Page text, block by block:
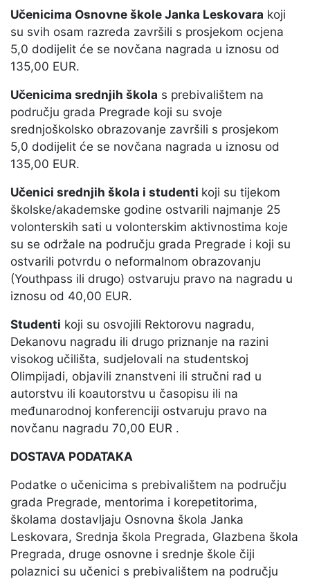
Učenicima Osnovne škole Janka Leskovara koji
su svih osam razreda završili s prosjekom ocjena
5,0 dodijelit će se novčana nagrada u iznosu od
135,00 EUR.
Učenicima srednjih škola s prebivalištem na
području grada Pregrade koji su svoje
srednjoškolsko obrazovanje završili s prosjekom
5,0 dodijelit će se novčana nagrada u iznosu od
135,00 EUR.
Učenici srednjih škola i studenti koji su tijekom
školske/akademske godine ostvarili najmanje 25
volonterskih sati u volonterskim aktivnostima koje
su se održale na području grada Pregrade i koji su
ostvarili potvrdu o neformalnom obrazovanju
(Youthpass ili drugo) ostvaruju pravo na nagradu u
iznosu od 40,00 EUR.
Studenti koji su osvojili Rektorovu nagradu,
Dekanovu nagradu ili drugo priznanje na razini
visokog učilišta, sudjelovali na studentskoj
Olimpijadi, objavili znanstveni ili stručni rad u
autorstvu ili koautorstvu u časopisu ili na
međunarodnoj konferenciji ostvaruju pravo na
novčanu nagradu 70,00 EUR .
DOSTAVA PODATAKA
Podatke o učenicima s prebivalištem na području
grada Pregrade, mentorima i korepetitorima,
školama dostavljaju Osnovna škola Janka
Leskovara, Srednja škola Pregrada, Glazbena škola
Pregrada, druge osnovne i srednje škole čiji
polaznici su učenici s prebivalištem na području